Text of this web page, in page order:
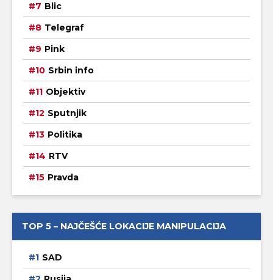
Blic
Telegraf
Pink
Srbin info
Objektiv
Sputnjik
Politika
RTV
Pravda
TOP 5 – NAJČEŠĆE LOKACIJE MANIPULACIJA
SAD